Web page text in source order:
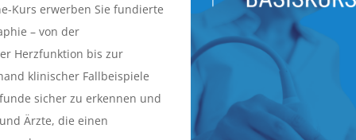
Kurs erwerben Sie fundierte
– von der
Herzfunktion bis zur
klinischer Fallbeispiele
sicher zu erkennen und
Ärzte, die einen